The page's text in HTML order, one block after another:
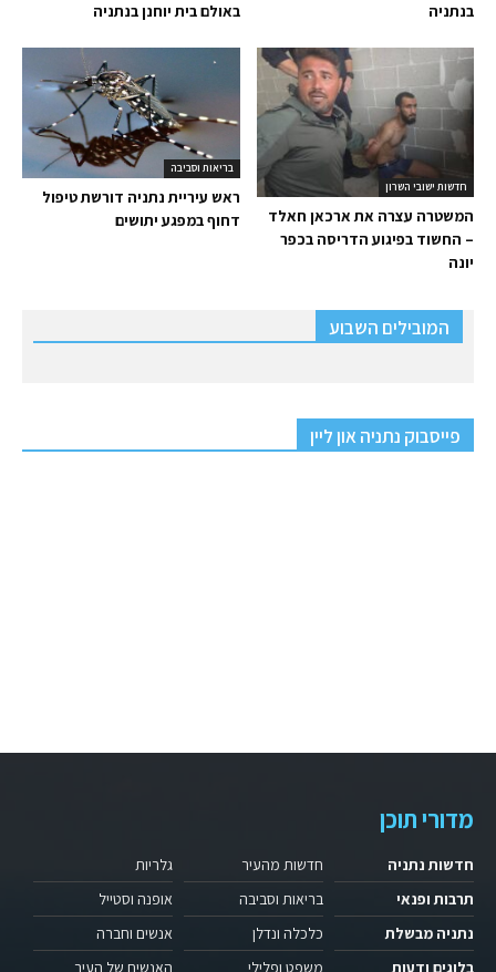
באולם בית יוחנן בנתניה
בנתניה
בריאות וסביבה
ראש עיריית נתניה דורשת טיפול
דחוף במפגע יתושים
חדשות ישובי השרון
המשטרה עצרה את ארכאן חאלד
– החשוד בפיגוע הדריסה בכפר
יונה
המובילים השבוע
פייסבוק נתניה און ליין
מדורי תוכן
חדשות נתניה
תרבות ופנאי
נתניה מבשלת
חדשות מהעיר
בריאות וסביבה
כלכלה ונדלן
גלריות
אופנה וסטייל
אנשים וחברה